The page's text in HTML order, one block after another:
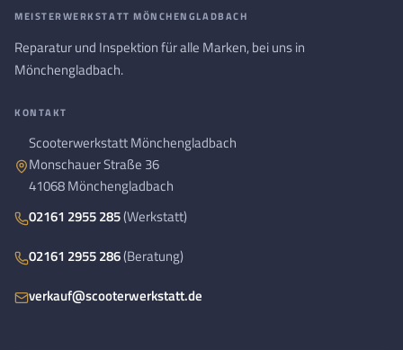
MEISTERWERKSTATT MÖNCHENGLADBACH
Reparatur und Inspektion für alle Marken, bei uns in
Mönchengladbach.
KONTAKT
Scooterwerkstatt Mönchengladbach
Monschauer Straße 36
41068 Mönchengladbach
02161 2955 285(Werkstatt)
02161 2955 286(Beratung)
verkauf@scooterwerkstatt.de